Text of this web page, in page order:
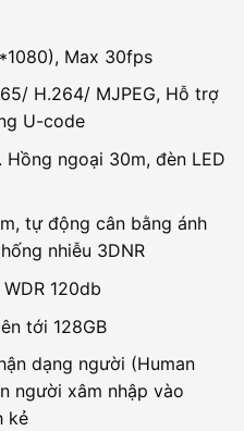
Max 30fps
H.264/ MJPEG, Hỗ trợ
U-code
ngoại 30m, đèn LED
tự động cân bằng ánh
nhiễu 3DNR
120db
tới 128GB
dạng người (Human
người xâm nhập vào
kẻ